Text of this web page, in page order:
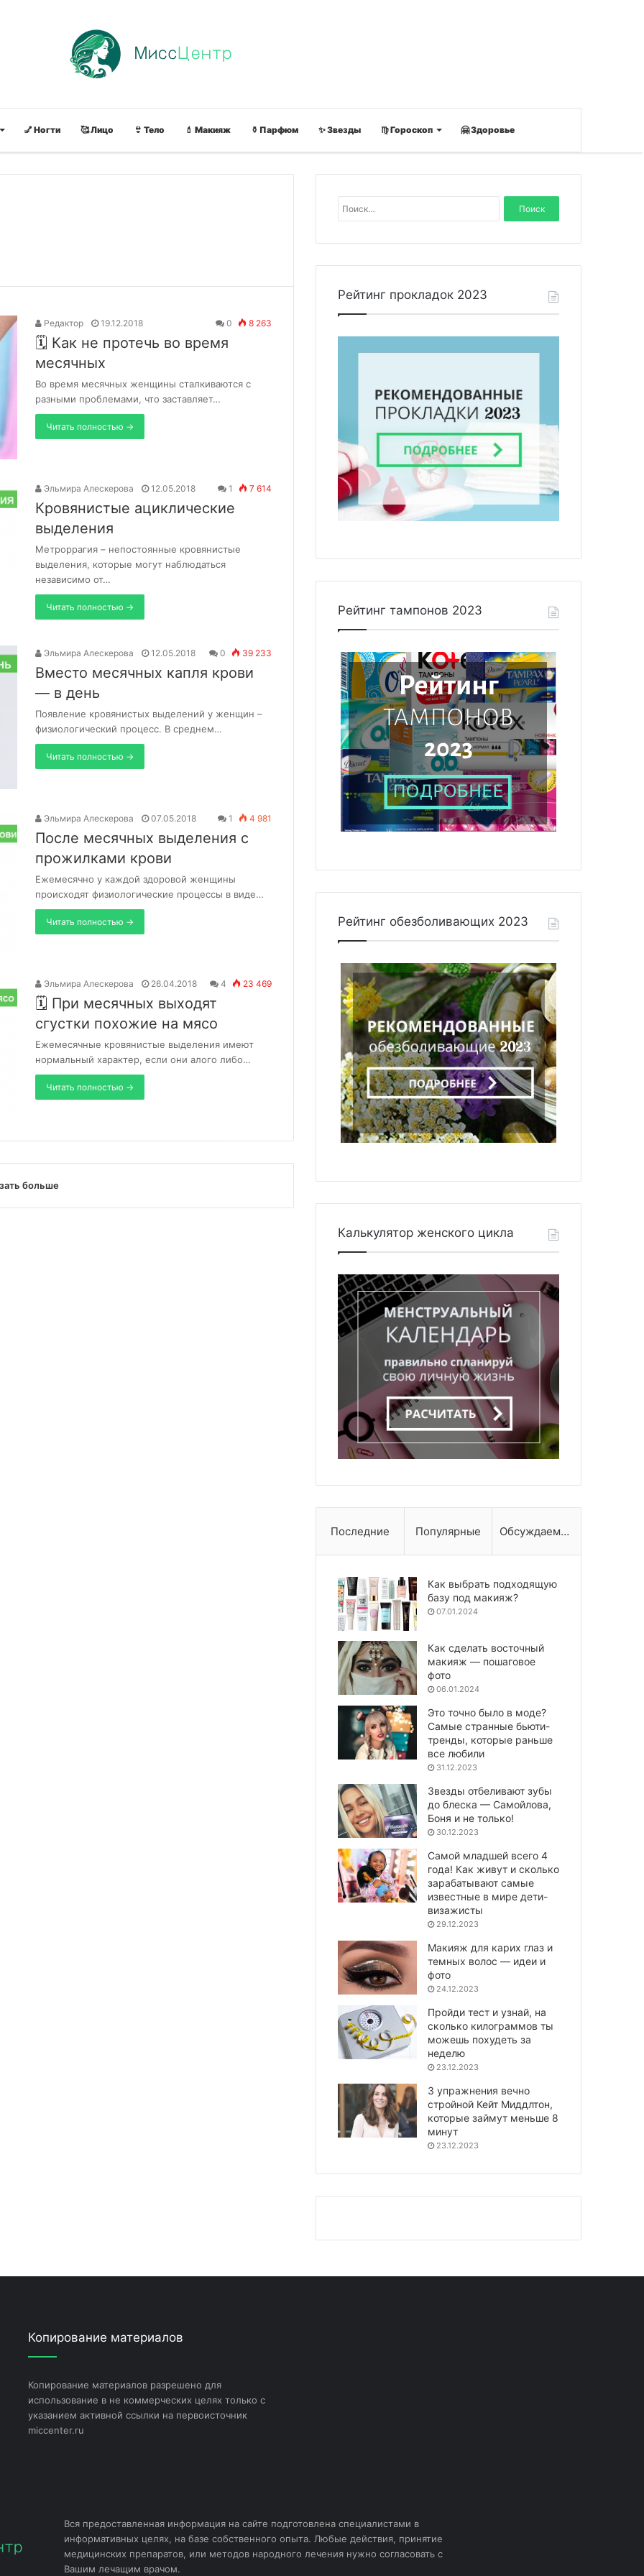
💅 Ногти 🥰 Лицо 👙 Тело 💄 Макияж ⚱ Парфюм ✨ Звезды ♍ Гороскоп 🤗 Здоровье
Редактор 19.12.2018 0 8 263
🗓 Как не протечь во время
месячных
Во время месячных женщины сталкиваются с
разными проблемами, что заставляет…
Читать полностью →
Эльмира Алескерова 12.05.2018 1 7 614
Кровянистые ациклические
выделения
Метроррагия – непостоянные кровянистые
выделения, которые могут наблюдаться
независимо от…
Читать полностью →
Эльмира Алескерова 12.05.2018 0 39 233
Вместо месячных капля крови
— в день
Появление кровянистых выделений у женщин –
физиологический процесс. В среднем…
Читать полностью →
Эльмира Алескерова 07.05.2018 1 4 981
После месячных выделения с
прожилками крови
Ежемесячно у каждой здоровой женщины
происходят физиологические процессы в виде…
Читать полностью →
Эльмира Алескерова 26.04.2018 4 23 469
🗓 При месячных выходят
сгустки похожие на мясо
Ежемесячные кровянистые выделения имеют
нормальный характер, если они алого либо…
Читать полностью →
больше
а
и
Рейтинг прокладок 2023
Рейтинг тампонов 2023
Рейтинг обезболивающих 2023
Калькулятор женского цикла
Последние Популярные Обсуждаемые
Как выбрать подходящую
базу под макияж?
07.01.2024
Как сделать восточный
макияж — пошаговое
фото
06.01.2024
Это точно было в моде?
Самые странные бьюти-
тренды, которые раньше
все любили
31.12.2023
Звезды отбеливают зубы
до блеска — Самойлова,
Боня и не только!
30.12.2023
Самой младшей всего 4
года! Как живут и сколько
зарабатывают самые
известные в мире дети-
визажисты
29.12.2023
Макияж для карих глаз и
темных волос — идеи и
фото
24.12.2023
Пройди тест и узнай, на
сколько килограммов ты
можешь похудеть за
неделю
23.12.2023
3 упражнения вечно
стройной Кейт Миддлтон,
которые займут меньше 8
минут
23.12.2023
Копирование материалов
Копирование материалов разрешено для
использование в не коммерческих целях только с
указанием активной ссылки на первоисточник
miccenter.ru
Вся предоставленная информация на сайте подготовлена специалистами в
информативных целях, на базе собственного опыта. Любые действия, принятие
медицинских препаратов, или методов народного лечения нужно согласовать с
Вашим лечащим врачом.